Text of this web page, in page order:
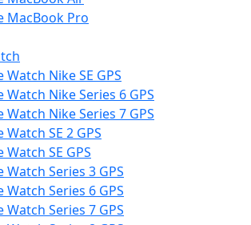
MacBook Pro
Watch Nike SE GPS
Watch Nike Series 6 GPS
Watch Nike Series 7 GPS
Watch SE 2 GPS
Watch SE GPS
Watch Series 3 GPS
Watch Series 6 GPS
Watch Series 7 GPS